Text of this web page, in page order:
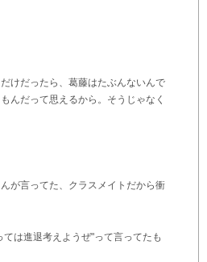
けだったら、葛藤はたぶんないんで
んだって思えるから。そうじゃなく
が言ってた、クラスメイトだから衝
は進退考えようぜ"って言ってたも